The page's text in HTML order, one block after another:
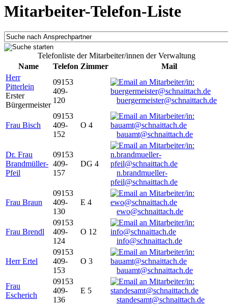
Mitarbeiter-Telefon-Liste
Telefonliste der Mitarbeiter/innen der Verwaltung
Name
Telefon Zimmer
Mail
Herr
Pitterlein
Erster
Bürgermeister
09153
409-
120
buergermeister@schnaittach.de
Frau Bisch
09153
409-
152
O 4
bauamt@schnaittach.de
Dr. Frau
Brandmüller-
Pfeil
09153
409-
157
DG 4
n.brandmueller-
pfeil@schnaittach.de
Frau Braun
09153
409-
130
E 4
ewo@schnaittach.de
Frau Brendl
09153
409-
124
O 12
info@schnaittach.de
Herr Ertel
09153
409-
153
O 3
bauamt@schnaittach.de
Frau
Escherich
09153
409-
136
E 5
standesamt@schnaittach.de